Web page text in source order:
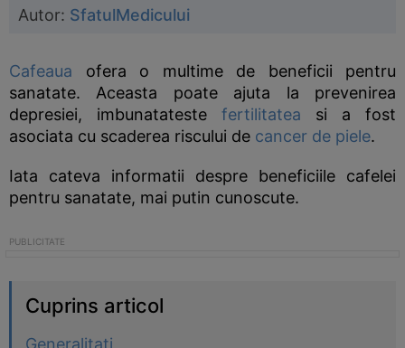
Autor: SfatulMedicului
Cafeaua ofera o multime de beneficii pentru
sanatate. Aceasta poate ajuta la prevenirea
depresiei, imbunatateste fertilitatea si a fost
asociata cu scaderea riscului de cancer de piele.
Iata cateva informatii despre beneficiile cafelei
pentru sanatate, mai putin cunoscute.
Cuprins articol
Generalitati